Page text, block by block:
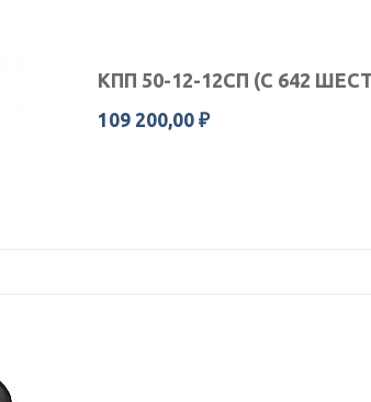
КПП 50-12-12СП (С 642
109 200,00 ₽